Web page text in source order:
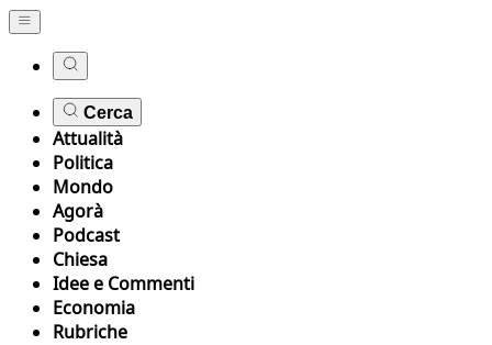
Cerca
Attualità
Politica
Mondo
Agorà
Podcast
Chiesa
Idee e Commenti
Economia
Rubriche